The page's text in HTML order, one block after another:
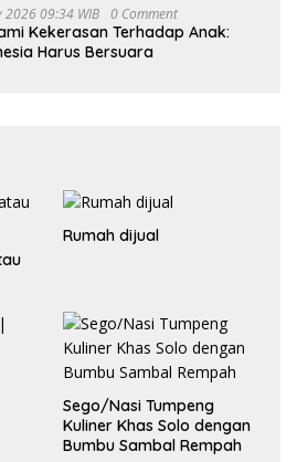
2026 09:34 WIB 0 Comment
Kekerasan Terhadap Anak:
Harus Bersuara
Rumah dijual
Sego/Nasi Tumpeng
Kuliner Khas Solo dengan
Bumbu Sambal Rempah